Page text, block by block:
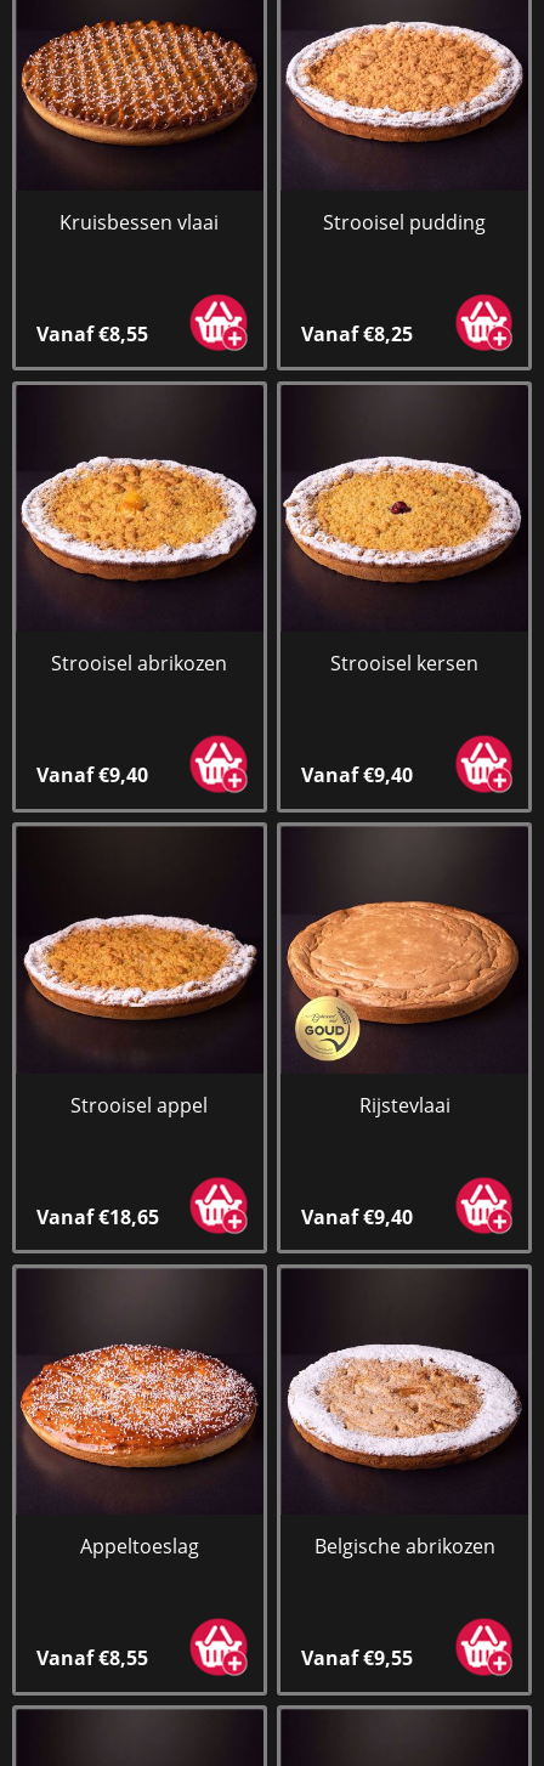
Kruisbessen vlaai
Vanaf €8,55
Strooisel pudding
Vanaf €8,25
Strooisel abrikozen
Vanaf €9,40
Strooisel kersen
Vanaf €9,40
Strooisel appel
Vanaf €18,65
Rijstevlaai
Vanaf €9,40
Appeltoeslag
Vanaf €8,55
Belgische abrikozen
Vanaf €9,55